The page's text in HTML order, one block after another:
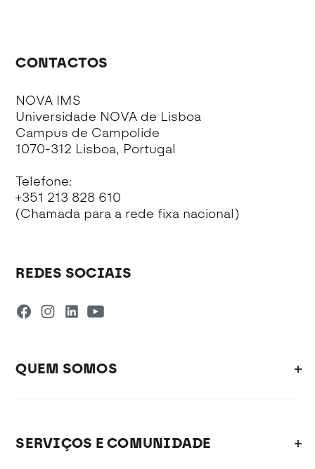
CONTACTOS
NOVA IMS
Universidade NOVA de Lisboa
Campus de Campolide
1070-312 Lisboa, Portugal
Telefone:
+351 213 828 610
(Chamada para a rede fixa nacional)
REDES SOCIAIS
QUEM SOMOS
SERVIÇOS E COMUNIDADE